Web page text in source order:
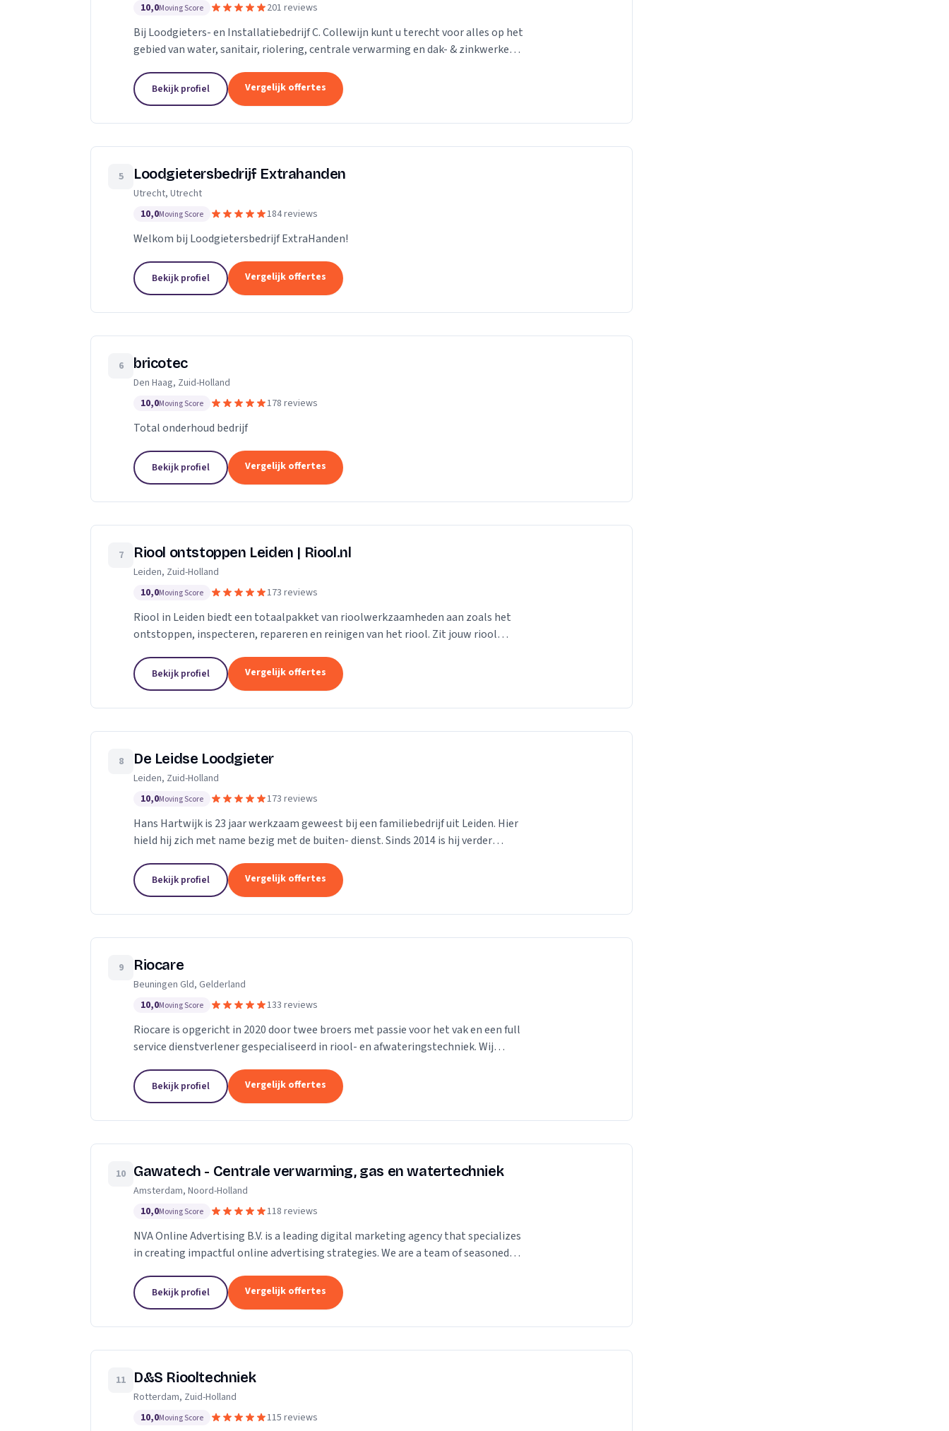
10,0Moving Score 201 reviews
Bij Loodgieters- en Installatiebedrijf C. Collewijn kunt u terecht voor alles op het
gebied van water, sanitair, riolering, centrale verwarming en dak- & zinkwerken.
Bekijk profiel Vergelijk offertes
5 Loodgietersbedrijf Extrahanden
Utrecht, Utrecht
10,0Moving Score 184 reviews
Welkom bij Loodgietersbedrijf ExtraHanden!
Bekijk profiel Vergelijk offertes
6 bricotec
Den Haag, Zuid-Holland
10,0Moving Score 178 reviews
Total onderhoud bedrijf
Bekijk profiel Vergelijk offertes
7 Riool ontstoppen Leiden | Riool.nl
Leiden, Zuid-Holland
10,0Moving Score 173 reviews
Riool in Leiden biedt een totaalpakket van rioolwerkzaamheden aan zoals het
ontstoppen, inspecteren, repareren en reinigen van het riool. Zit jouw riool
Bekijk profiel Vergelijk offertes
8 De Leidse Loodgieter
Leiden, Zuid-Holland
10,0Moving Score 173 reviews
Hans Hartwijk is 23 jaar werkzaam geweest bij een familiebedrijf uit Leiden. Hier
hield hij zich met name bezig met de buiten- dienst. Sinds 2014 is hij verder
Bekijk profiel Vergelijk offertes
9 Riocare
Beuningen Gld, Gelderland
10,0Moving Score 133 reviews
Riocare is opgericht in 2020 door twee broers met passie voor het vak en een full
service dienstverlener gespecialiseerd in riool- en afwateringstechniek. Wij
Bekijk profiel Vergelijk offertes
10 Gawatech - Centrale verwarming, gas en watertechniek
Amsterdam, Noord-Holland
10,0Moving Score 118 reviews
NVA Online Advertising B.V. is a leading digital marketing agency that specializes
in creating impactful online advertising strategies. We are a team of seasoned
Bekijk profiel Vergelijk offertes
11 D&S Riooltechniek
Rotterdam, Zuid-Holland
10,0Moving Score 115 reviews